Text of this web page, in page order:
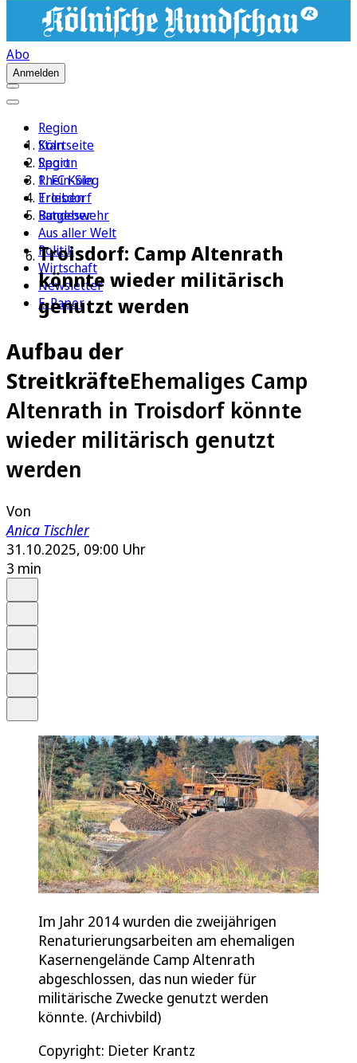
Abo
Anmelden
Region
Köln
Sport
1. FC Köln
Erleben
Ratgeber
Aus aller Welt
Politik
Wirtschaft
Newsletter
E-Paper
Startseite
Region
Rhein-Sieg
Troisdorf
Bundeswehr
Troisdorf: Camp Altenrath
könnte wieder militärisch
genutzt werden
Aufbau der
StreitkräfteEhemaliges Camp
Altenrath in Troisdorf könnte
wieder militärisch genutzt
werden
Von
Anica Tischler
31.10.2025, 09:00 Uhr
3 min
Im Jahr 2014 wurden die zweijährigen
Renaturierungsarbeiten am ehemaligen
Kasernengelände Camp Altenrath
abgeschlossen, das nun wieder für
militärische Zwecke genutzt werden
könnte. (Archivbild)
Copyright: Dieter Krantz